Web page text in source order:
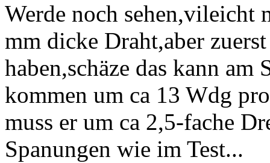
Werde noch sehen,vileicht
mm dicke Draht,aber
haben,schäze das kann am
kommen um ca 13 Wdg
muss er um ca 2,5-fache
Spanungen wie im Test...